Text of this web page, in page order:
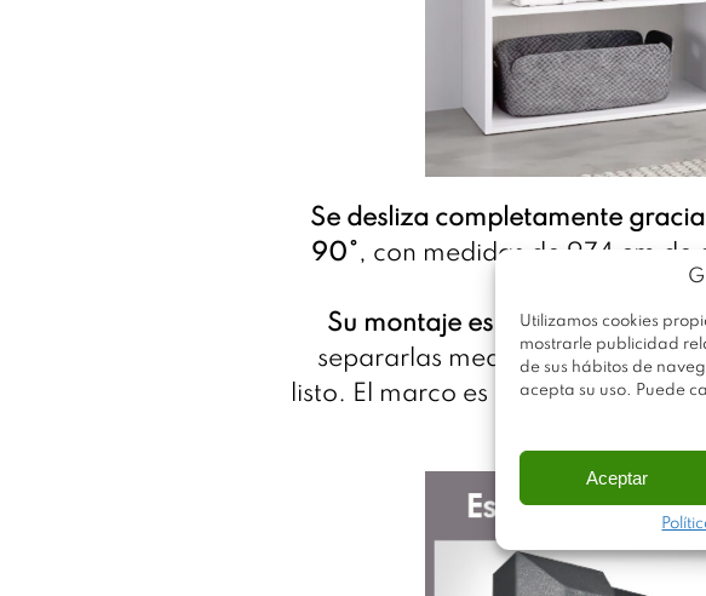
Utilizamos cookies
mostrarle publicidad
de sus hábitos de
acepta su uso. Puede
Aceptar
Se desliza completamente
90° , con medidas de 974 cm de
lado
Su montaje es simple:solo hay
separarlas mediante el gatillo
listo. El marco es de aluminio en